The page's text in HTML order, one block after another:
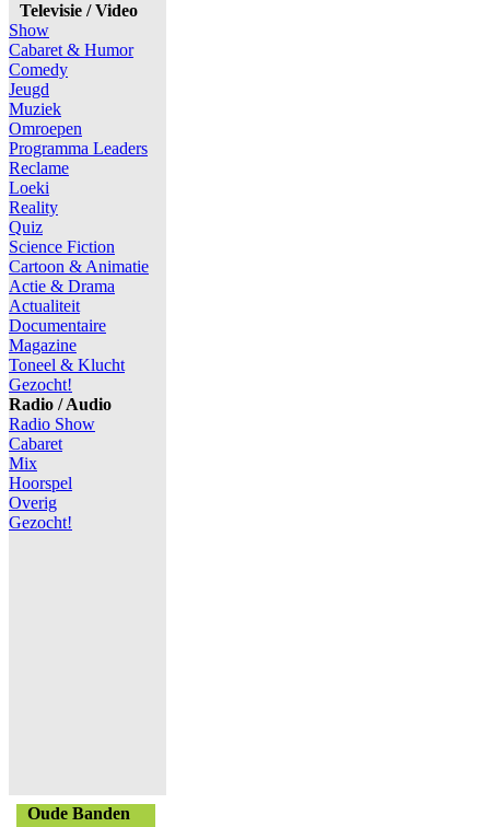
Televisie / Video
Show
Cabaret & Humor
Comedy
Jeugd
Muziek
Omroepen
Programma Leaders
Reclame
Loeki
Reality
Quiz
Science Fiction
Cartoon & Animatie
Actie & Drama
Actualiteit
Documentaire
Magazine
Toneel & Klucht
Gezocht!
Radio / Audio
Radio Show
Cabaret
Mix
Hoorspel
Overig
Gezocht!
Oude Banden